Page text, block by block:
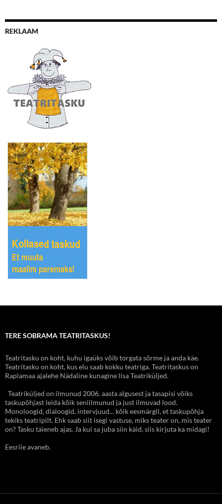
REKLAAM
TERE SOBRAMA TEATRITASKUS!
Teatritasku on koht, kuhu igaüks võib torgata sõrme ja anda käe.
Teatritasku on koht, kus elu saab kokku teatriga. Teatritaskus on
Raplamaa ajalehe Nädaline kunagine lisa Teatriküljed.
Teatriküljed on ilmunud 2006. aasta algusest ja tasapisi võiks
taskupõhjast leida kõik seniilmunud ja just ilmuvad lood.
Monoloogid, dialoogid, intervjuud... kõik eesmärgil, et taskupõhja
tekiks teatripilt. Ehk saab siit isegi vastuse, miks teater on, mis teater
on? Tasku täieneb ajas. Ja kui sa juba siin käid, siis kirjuta ka midagi!
Eesriie avaneb.